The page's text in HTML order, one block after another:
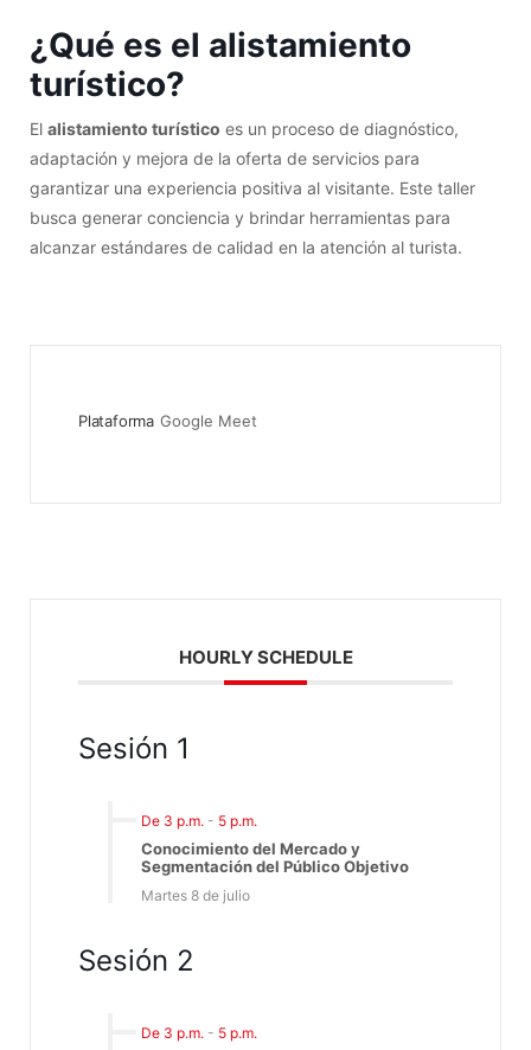
¿Qué es el alistamiento
turístico?
El alistamiento turístico es un proceso de diagnóstico,
adaptación y mejora de la oferta de servicios para
garantizar una experiencia positiva al visitante. Este taller
busca generar conciencia y brindar herramientas para
alcanzar estándares de calidad en la atención al turista.
Plataforma Google Meet
HOURLY SCHEDULE
Sesión 1
De 3 p.m. - 5 p.m.
Conocimiento del Mercado y
Segmentación del Público Objetivo
Martes 8 de julio
Sesión 2
De 3 p.m. - 5 p.m.